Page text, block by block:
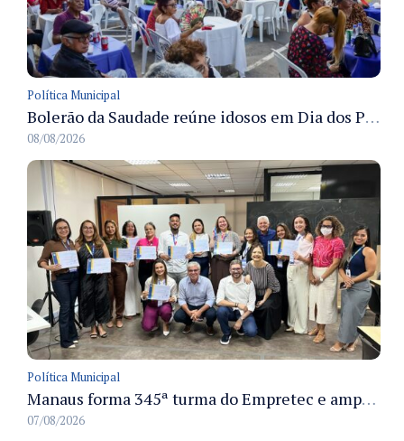
Política Municipal
Bolerão da Saudade reúne idosos em Dia dos Pais promovido pela Fundação Dr. Thomas em Manaus
08/08/2026
Política Municipal
Manaus forma 345ª turma do Empretec e amplia qualificação de empreendedores na cidade
07/08/2026